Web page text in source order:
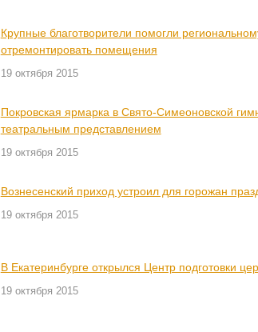
Крупные благотворители помогли
отремонтировать помещения
19 октября 2015
Покровская ярмарка в Свято-Симеоновской
театральным представлением
19 октября 2015
Вознесенский приход устроил для горожан
19 октября 2015
В Екатеринбурге открылся Центр подготовки
19 октября 2015